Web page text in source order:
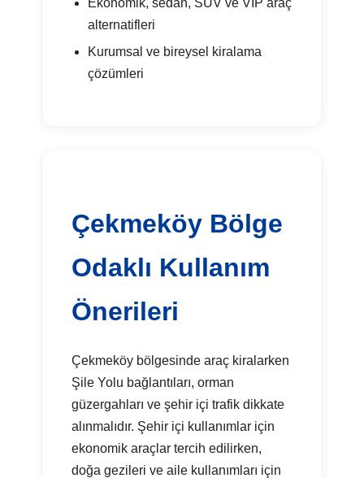
Ekonomik, sedan, SUV ve VIP araç
alternatifleri
Kurumsal ve bireysel kiralama
çözümleri
Çekmeköy Bölge
Odaklı Kullanım
Önerileri
Çekmeköy bölgesinde araç kiralarken
Şile Yolu bağlantıları, orman
güzergahları ve şehir içi trafik dikkate
alınmalıdır. Şehir içi kullanımlar için
ekonomik araçlar tercih edilirken,
doğa gezileri ve aile kullanımları için